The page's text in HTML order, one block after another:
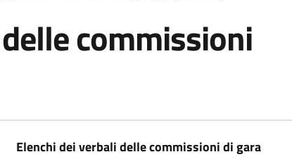
commissioni
Elenchi dei verbali delle commissioni di gara